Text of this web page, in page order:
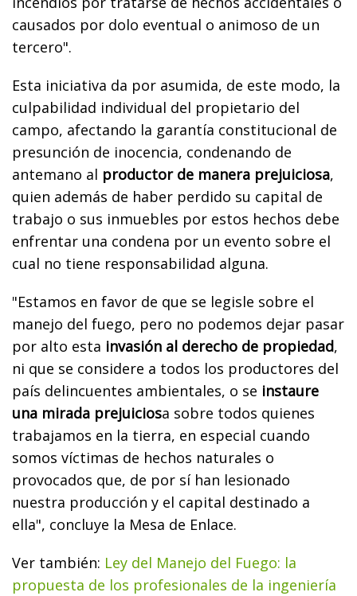
causados por dolo eventual o animoso de un
tercero".
Esta iniciativa da por asumida, de este modo, la
culpabilidad individual del propietario del
campo, afectando la garantía constitucional de
presunción de inocencia, condenando de
antemano al productor de manera prejuiciosa,
quien además de haber perdido su capital de
trabajo o sus inmuebles por estos hechos debe
enfrentar una condena por un evento sobre el
cual no tiene responsabilidad alguna.
"Estamos en favor de que se legisle sobre el
manejo del fuego, pero no podemos dejar pasar
por alto esta invasión al derecho de propiedad,
ni que se considere a todos los productores del
país delincuentes ambientales, o se instaure
una mirada prejuiciosa sobre todos quienes
trabajamos en la tierra, en especial cuando
somos víctimas de hechos naturales o
provocados que, de por sí han lesionado
nuestra producción y el capital destinado a
ella", concluye la Mesa de Enlace.
Ver también: Ley del Manejo del Fuego: la
propuesta de los profesionales de la ingeniería